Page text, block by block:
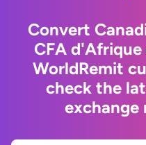
Convert
CFA
WorldRemit
check the
exchange